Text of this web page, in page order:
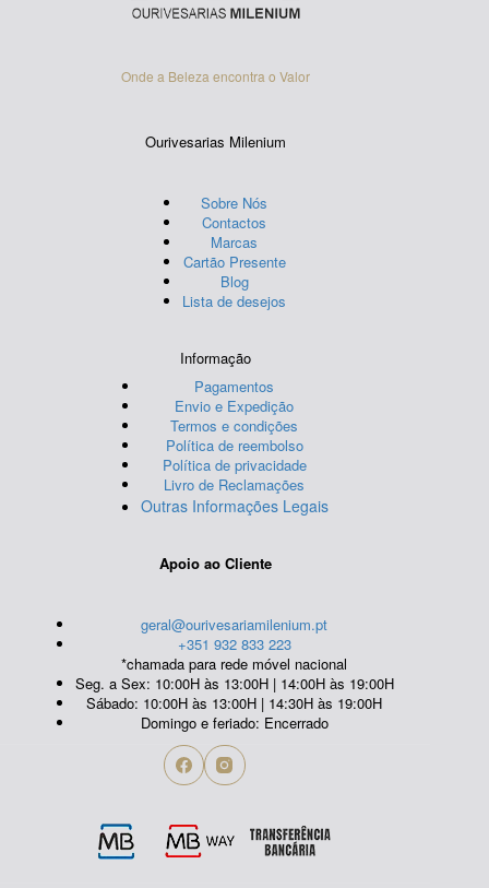
Onde a Beleza encontra o Valor
Ourivesarias Milenium
Sobre Nós
Contactos
Marcas
Cartão Presente
Blog
Lista de desejos
Informação
Pagamentos
Envio e Expedição
Termos e condições
Política de reembolso
Política de privacidade
Livro de Reclamações
Outras Informações Legais
Apoio ao Cliente
geral@ourivesariamilenium.pt
+351 932 833 223
*chamada para rede móvel nacional
Seg. a Sex: 10:00H às 13:00H | 14:00H às 19:00H
Sábado: 10:00H às 13:00H | 14:30H às 19:00H
Domingo e feriado: Encerrado